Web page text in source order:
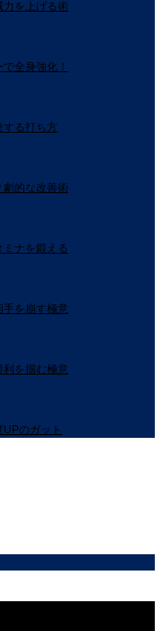
力を上げる術
全身強化！
る打ち方
劇的な改善術
ナを鍛える
手を崩す極意
利を掴む極意
のガット